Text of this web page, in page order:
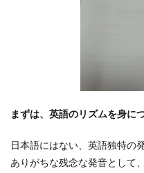
まずは、英語のリズムを身に
日本語にはない、英語独特の
ありがちな残念な発音として